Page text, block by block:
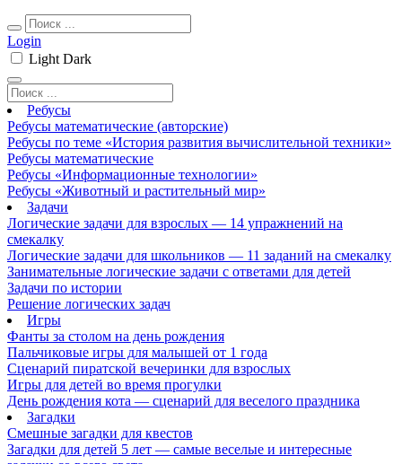
Login
Light Dark
Ребусы
Ребусы математические (авторские)
Ребусы по теме «История развития вычислительной техники»
Ребусы математические
Ребусы «Информационные технологии»
Ребусы «Животный и растительный мир»
Задачи
Логические задачи для взрослых — 14 упражнений на
смекалку
Логические задачи для школьников — 11 заданий на смекалку
Занимательные логические задачи с ответами для детей
Задачи по истории
Решение логических задач
Игры
Фанты за столом на день рождения
Пальчиковые игры для малышей от 1 года
Сценарий пиратской вечеринки для взрослых
Игры для детей во время прогулки
День рождения кота — сценарий для веселого праздника
Загадки
Смешные загадки для квестов
Загадки для детей 5 лет — самые веселые и интересные